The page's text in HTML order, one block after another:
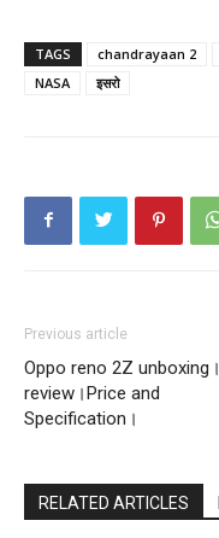
TAGS chandrayaan 2
NASA
इसरो
Previous article
Oppo reno 2Z unboxing।
review।Price and
Specification।
RELATED ARTICLES